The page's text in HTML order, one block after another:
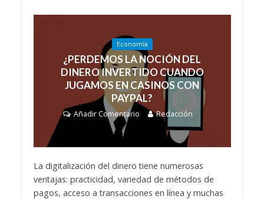
Economía
¿PERDEMOS LA NOCIÓN DEL
DINERO INVERTIDO CUANDO
JUGAMOS EN CASINOS CON
PAYPAL?
Añadir Comentario Redacción
La digitalización del dinero tiene numerosas
ventajas: practicidad, variedad de métodos de
pagos, acceso a transacciones en línea y muchas